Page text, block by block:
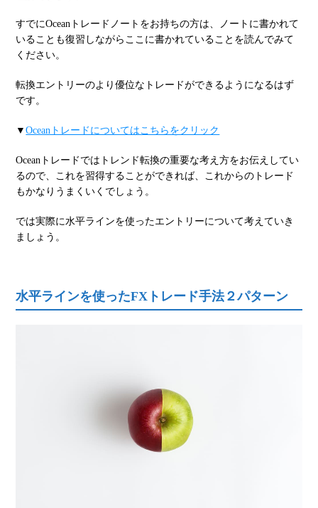
すでにOceanトレードノートをお持ちの方は、ノートに書かれて
いることも復習しながらここに書かれていることを読んでみて
ください。
転換エントリーのより優位なトレードができるようになるはず
です。
▼Oceanトレードについてはこちらをクリック
Oceanトレードではトレンド転換の重要な考え方をお伝えしてい
るので、これを習得することができれば、これからのトレード
もかなりうまくいくでしょう。
では実際に水平ラインを使ったエントリーについて考えていき
ましょう。
水平ラインを使ったFXトレード手法２パターン